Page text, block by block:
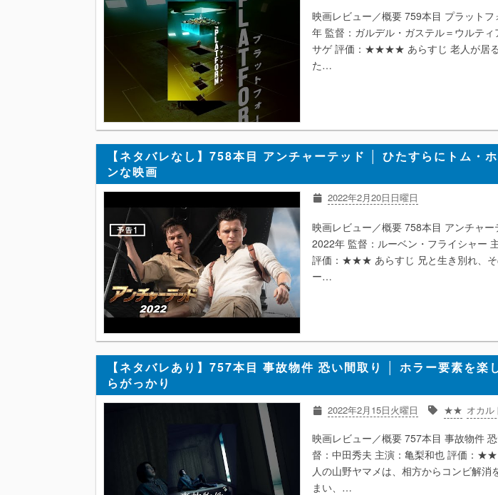
映画レビュー／概要 759本目 プラット
年 監督：ガルデル・ガステル＝ウルテ
サゲ 評価：★★★★ あらすじ 老人が居る
た…
【ネタバレなし】758本目 アンチャーテッド │ ひたすらにトム・
ンな映画
2022年2月20日日曜日
映画レビュー／概要 758本目 アンチャ
2022年 監督：ルーベン・フライシャー
評価：★★★ あらすじ 兄と生き別れ、そ
ー…
【ネタバレあり】757本目 事故物件 恐い間取り │ ホラー要素を楽
らがっかり
2022年2月15日火曜日 ★★ オカル
映画レビュー／概要 757本目 事故物件
督：中田秀夫 主演：亀梨和也 評価：
人の山野ヤマメは、相方からコンビ解消
まい、…